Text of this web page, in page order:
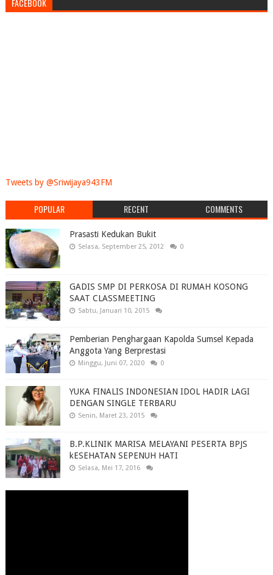
FACEBOOK
Tweets by @Sriwijaya943FM
POPULAR RECENT COMMENTS
Prasasti Kedukan Bukit
Selasa, September 25, 2012 0
GADIS SMP DI PERKOSA DI RUMAH KOSONG
SAAT CLASSMEETING
Sabtu, Januari 10, 2015
Pemberian Penghargaan Kapolda Sumsel Kepada
Anggota Yang Berprestasi
Minggu, Juni 07, 2020 0
YUKA FINALIS INDONESIAN IDOL HADIR LAGI
DENGAN SINGLE TERBARU
Senin, Maret 23, 2015
B.P.KLINIK MARISA MELAYANI PESERTA BPJS
kESEHATAN SEPENUH HATI
Selasa, Mei 17, 2016